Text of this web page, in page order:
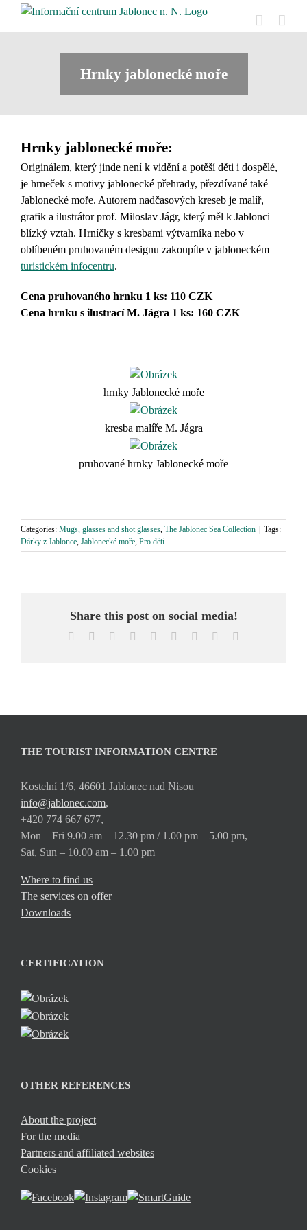
Hrnky jablonecké moře
Hrnky jablonecké moře:
Originálem, který jinde není k vidění a potěší děti i dospělé,
je hrneček s motivy jablonecké přehrady, přezdívané také
Jablonecké moře. Autorem nadčasových kreseb je malíř,
grafik a ilustrátor prof. Miloslav Jágr, který měl k Jablonci
blízký vztah. Hrníčky s kresbami výtvarníka nebo v
oblíbeném pruhovaném designu zakoupíte v jabloneckém
turistickém infocentru.
Cena pruhovaného hrnku 1 ks: 110 CZK
Cena hrnku s ilustrací M. Jágra 1 ks: 160 CZK
hrnky Jablonecké moře
kresba malíře M. Jágra
pruhované hrnky Jablonecké moře
Categories: Mugs, glasses and shot glasses, The Jablonec Sea Collection
Tags:
Dárky z Jablonce, Jablonecké moře, Pro děti
Share this post on social media!
Facebook Reddit LinkedInWhatsApp
TumblrPinterest
THE TOURIST INFORMATION CENTRE
Kostelní 1/6, 46601 Jablonec nad Nisou
info@jablonec.com,
+420 774 667 677,
Mon – Fri 9.00 am – 12.30 pm / 1.00 pm – 5.00 pm,
Sat, Sun – 10.00 am – 1.00 pm
Where to find us
The services on offer
Downloads
CERTIFICATION
OTHER REFERENCES
About the project
For the media
Partners and affiliated websites
Cookies